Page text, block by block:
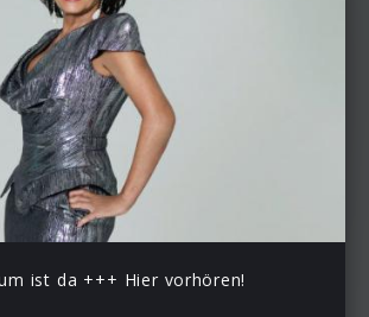
ist da +++ Hier vorhören!